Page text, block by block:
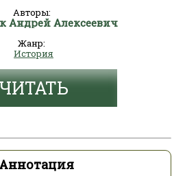
Авторы:
Андрей Алексеевич
Жанр:
История
Аннотация